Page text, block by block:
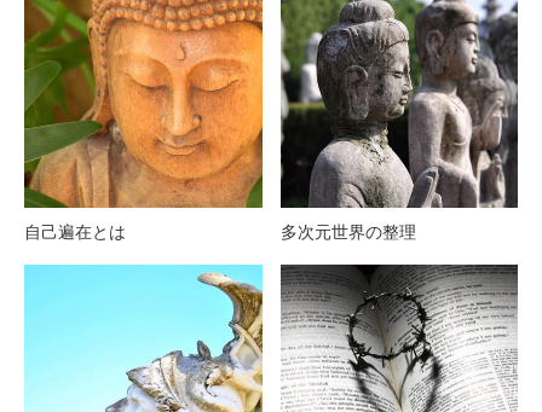
自己遍在とは 多次元世界の整理